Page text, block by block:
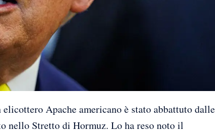
Apache americano è stato abbattuto dalle
nello Stretto di Hormuz. Lo ha reso noto il